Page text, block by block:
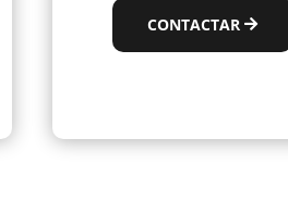
CONTACTAR